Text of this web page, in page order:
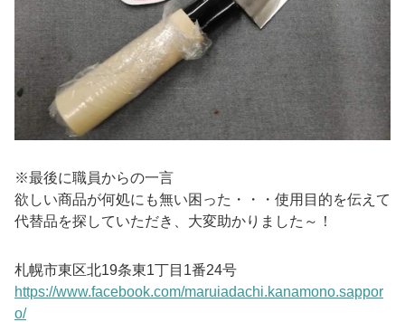
※最後に職員からの一言
欲しい商品が何処にも無い困った・・・使用目的を伝えて
代替品を探していただき、大変助かりました～！
札幌市東区北19条東1丁目1番24号
https://www.facebook.com/maruiadachi.kanamono.sappor
o/